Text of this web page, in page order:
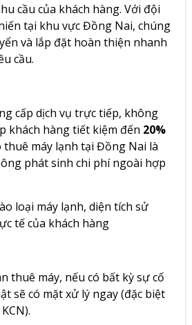
cầu của khách hàng. Với đội
tại khu vực Đồng Nai, chúng
và lắp đặt hoàn thiện nhanh
cầu.
cấp dịch vụ trực tiếp, không
khách hàng tiết kiệm đến 20%
thuê máy lạnh tại Đồng Nai là
phát sinh chi phí ngoài hợp
loại máy lạnh, diện tích sử
tế của khách hàng
thuê máy, nếu có bất kỳ sự cố
sẽ có mặt xử lý ngay (đặc biệt